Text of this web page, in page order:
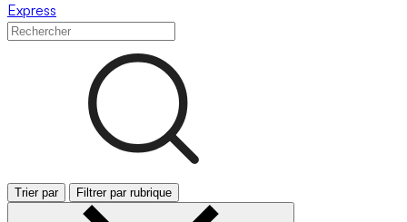
Express
Trier par Filtrer par rubrique